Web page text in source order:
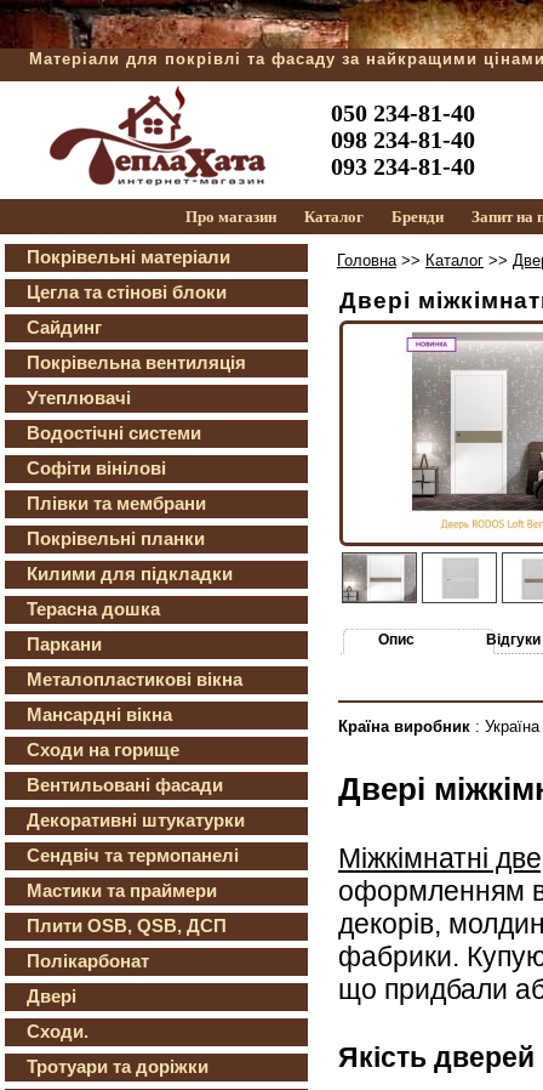
Матеріали для покрівлі та фасаду за найкращими
050 234-81-40
098 234-81-40
093 234-81-40
Про магазин Каталог Бренди Запит на
Покрівельні матеріали
Цегла та стінові блоки
Сайдинг
Покрівельна вентиляція
Утеплювачі
Водостічні системи
Софіти вінілові
Плівки та мембрани
Покрівельні планки
Килими для підкладки
Терасна дошка
Паркани
Металопластикові вікна
Мансардні вікна
Сходи на горище
Вентильовані фасади
Декоративні штукатурки
Сендвіч та термопанелі
Мастики та праймери
Плити OSB, QSB, ДСП
Полікарбонат
Двері
Сходи.
Тротуари та доріжки
Головна>> Каталог >>
Двері
Опис Відгуки
Країна виробник : Україна
Двері
Міжкімнатні
оформленням
декорів,
фабрики.
що придбали
Якість